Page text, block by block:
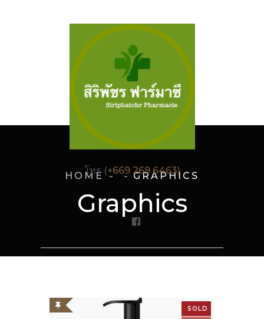
โทร (+669 269 6463)
Graphics
HOME GRAPHICS
SOLD